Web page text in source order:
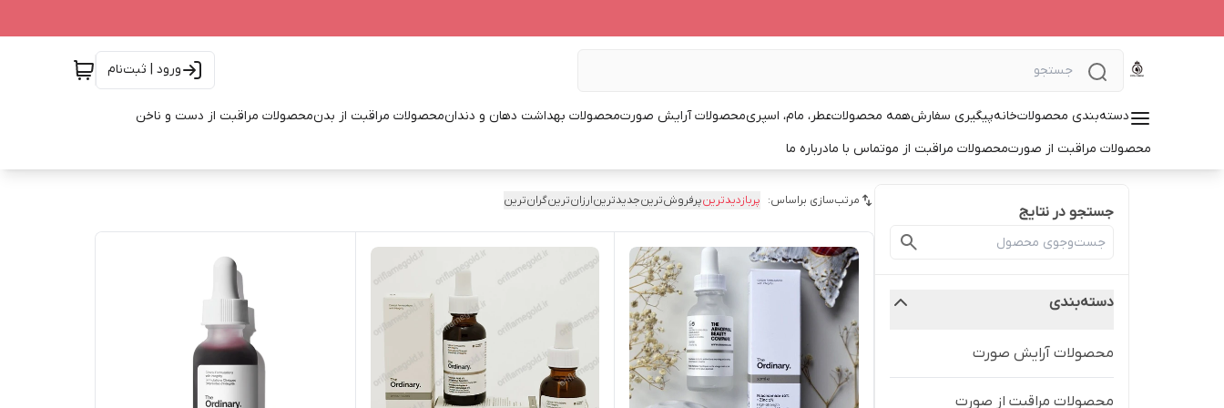
ورود | ثبت‌نام
دسته‌بندی محصولاتخانهپیگیری سفارشهمه محصولاتعطر، مام، اسپریمحصولات آرایش صورتمحصولات بهداشت دهان و دندانمحصولات مراقبت از بدنمحصولات مراقبت از دست و ناخن
محصولات مراقبت از صورتمحصولات مراقبت از موتماس با مادرباره ما
جستجو در نتایج
دسته‌بندی
محصولات آرایش صورت
محصولات مراقبت از صورت
مرتب‌سازی براساس: پربازدیدترینپرفروش‌ترینجدیدترینارزان‌ترینگران‌ترین